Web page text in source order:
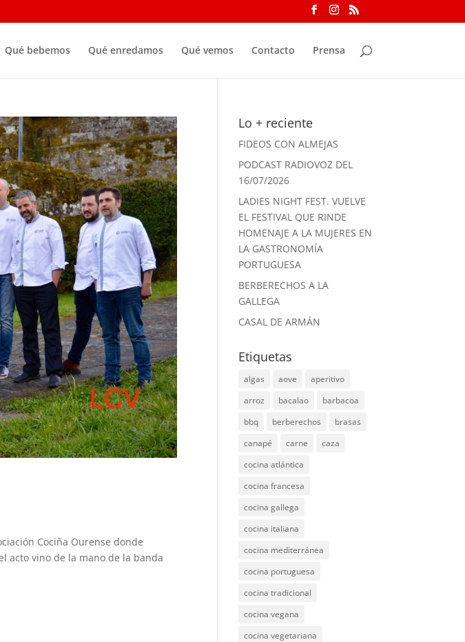
Qué bebemos Qué enredamos Qué vemos Contacto Prensa
Cociña Ourense donde
acto vino de la mano de la banda
Lo + reciente
FIDEOS CON ALMEJAS
PODCAST RADIOVOZ DEL
16/07/2026
LADIES NIGHT FEST. VUELVE
EL FESTIVAL QUE RINDE
HOMENAJE A LA MUJERES EN
LA GASTRONOMÍA
PORTUGUESA
BERBERECHOS A LA
GALLEGA
CASAL DE ARMÁN
Etiquetas
algas aove
aperitivo
arroz
bacalao
barbacoa
bbq
berberechos
brasas
canapé
carne
caza
cocina atlántica
cocina francesa
cocina gallega
cocina italiana
cocina mediterránea
cocina portuguesa
cocina tradicional
cocina vegana
cocina vegetariana